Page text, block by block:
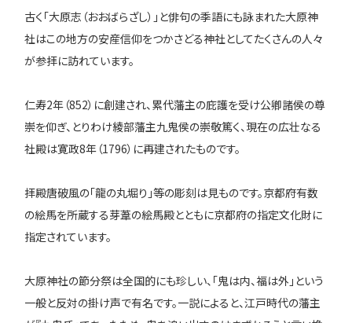
古く「大原志（おおばらざし）」と俳句の季語にも詠まれた大原神
社はこの地方の安産信仰をつかさどる神社としてたくさんの人々
が参拝に訪れています。
仁寿2年（852）に創建され、累代藩主の庇護を受け公卿諸侯の尊
崇を仰ぎ、とりわけ綾部藩主九鬼侯の崇敬篤く、現在の広壮なる
社殿は寛政8年（1796）に再建されたものです。
拝殿唐破風の「龍の丸堀り」等の彫刻は見ものです。京都府有数
の絵馬を所蔵する芽葦の絵馬殿とともに京都府の指定文化財に
指定されています。
大原神社の節分祭は全国的にも珍しい、「鬼は内、福は外」という
一般と反対の掛け声で有名です。一説によると、江戸時代の藩主